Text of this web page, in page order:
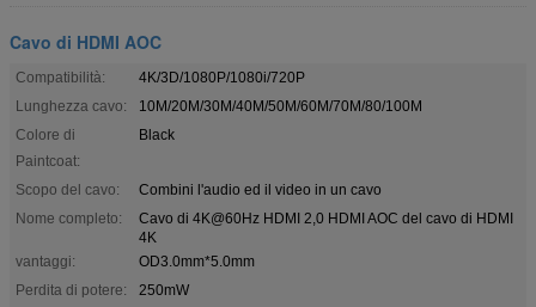
Cavo di HDMI AOC
Compatibilità:
4K/3D/1080P/1080i/720P
Lunghezza cavo:
10M/20M/30M/40M/50M/60M/70M/80/100M
Colore di
Paintcoat:
Black
Scopo del cavo:
Combini l'audio ed il video in un cavo
Nome completo:
Cavo di 4K@60Hz HDMI 2,0 HDMI AOC del cavo di HDMI
4K
vantaggi:
OD3.0mm*5.0mm
Perdita di potere:
250mW